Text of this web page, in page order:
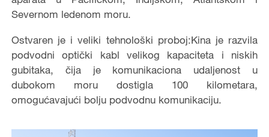
Severnom ledenom moru.
Ostvaren je i veliki tehnološki proboj:Kina je razvila
podvodni optički kabl velikog kapaciteta i niskih
gubitaka, čija je komunikaciona udaljenost u
dubokom moru dostigla 100 kilometara,
omogućavajući bolju podvodnu komunikaciju.